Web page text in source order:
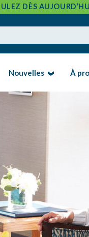
DÈS
Nouvelles À